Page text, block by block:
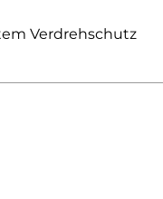
Verdrehschutz